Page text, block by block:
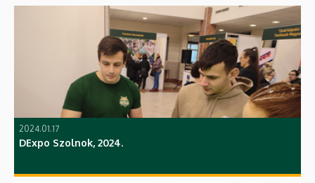
2024.01.17
DExpo Szolnok, 2024.